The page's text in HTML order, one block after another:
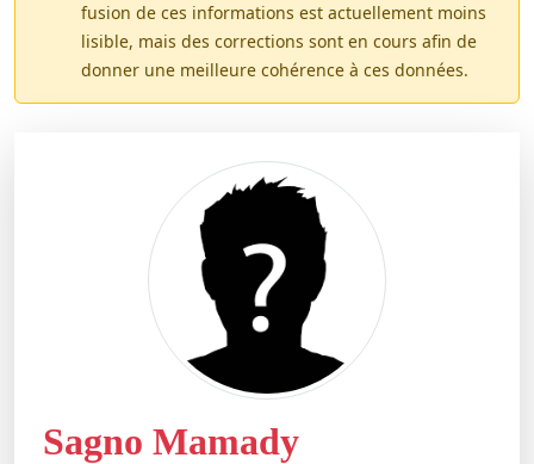
fusion de ces informations est actuellement moins
lisible, mais des corrections sont en cours afin de
donner une meilleure cohérence à ces données.
Sagno Mamady